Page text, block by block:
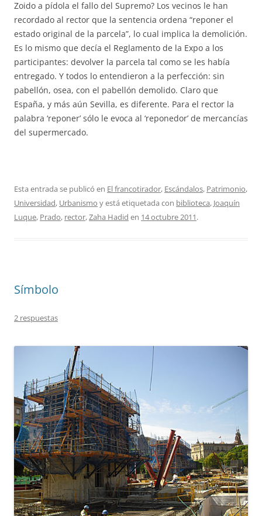
Zoido a pídola el fallo del Supremo? Los vecinos le han
recordado al rector que la sentencia ordena “reponer el
estado original de la parcela”, lo cual implica la demolición.
Es lo mismo que decía el Reglamento de la Expo a los
participantes: devolver la parcela tal como se les había
entregado. Y todos lo entendieron a la perfección: sin
pabellón, osea, con el pabellón demolido. Claro que
España, y más aún Sevilla, es diferente. Para el rector la
palabra ‘reponer’ sólo le evoca al ‘reponedor’ de mercancías
del supermercado.
Esta entrada se publicó en El francotirador, Escándalos, Patrimonio,
Universidad, Urbanismo y está etiquetada con biblioteca, Joaquín
Luque, Prado, rector,Zaha Hadid en 14 octubre 2011.
Símbolo
2 respuestas